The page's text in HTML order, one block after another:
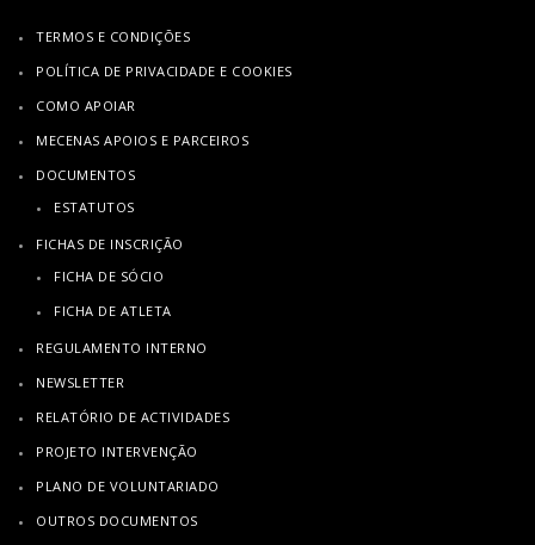
TERMOS E CONDIÇÕES
POLÍTICA DE PRIVACIDADE E COOKIES
COMO APOIAR
MECENAS APOIOS E PARCEIROS
DOCUMENTOS
ESTATUTOS
FICHAS DE INSCRIÇÃO
FICHA DE SÓCIO
FICHA DE ATLETA
REGULAMENTO INTERNO
NEWSLETTER
RELATÓRIO DE ACTIVIDADES
PROJETO INTERVENÇÃO
PLANO DE VOLUNTARIADO
OUTROS DOCUMENTOS